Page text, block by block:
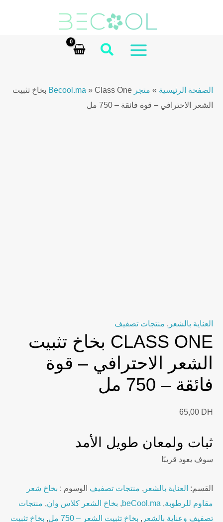
MAIN
الصفحة الرئيسية » متجر Becool.ma »
Class One بخاخ تثبيت
الشعر الاحترافي – قوة فائقة – 750 مل
العناية بالشعر , منتجات تصفيف
CLASS ONE بخاخ تثبيت
الشعر الاحترافي – قوة
فائقة – 750 مل
65,00 DH
ثبات ولمعان طويل الأمد
سوف يعود قريبًا
القسم: العناية بالشعر , منتجات تصفيف الوسوم : بخاخ شعر
مقاوم للرطوبة,
beCool.ma
, بخاخ الشعر كلاس وان, منتجات
تصفيف وعناية بالشعر , بخاخ تثبيت الشعر – 750 مل , بخاخ تثبيت